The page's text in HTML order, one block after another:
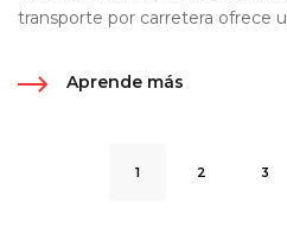
transporte por carretera ofrece
Aprende más
1 2 3